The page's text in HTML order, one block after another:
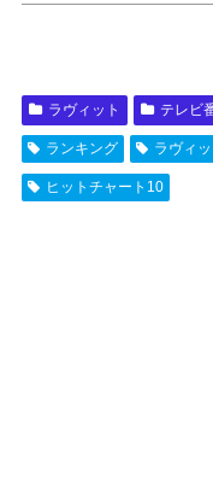
ラヴィット テレビ
ランキング ラヴィッ
ヒットチャート10